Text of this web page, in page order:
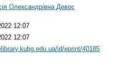
Олександрівна Девос
12:07
12:07
id/eprint/40185